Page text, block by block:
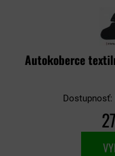
Autokoberce
Dostupnosť: